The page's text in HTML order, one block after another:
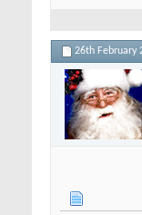
26th February